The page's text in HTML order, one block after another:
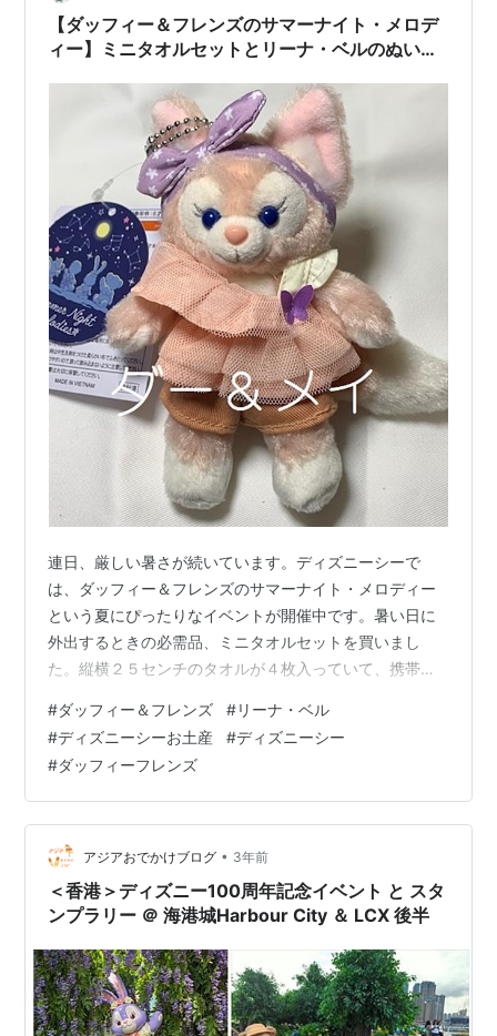
【ダッフィー＆フレンズのサマーナイト・メロデ
ィー】ミニタオルセットとリーナ・ベルのぬいぐ
連日、厳しい暑さが続いています。ディズニーシーで
は、ダッフィー＆フレンズのサマーナイト・メロディー
という夏にぴったりなイベントが開催中です。暑い日に
外出するときの必需品、ミニタオルセットを買いまし
た。縦横２５センチのタオルが４枚入っていて、携帯す
キツネの女の子のキャラクター、リーナ・ベルのぬいぐ
るみバッジを買いました。小さいながら良くできてい
て、夏らしい服を着ています。キツネなので、尻尾が大
きくてフワフワしています。
#ダッフィー＆フレンズ #リーナ・ベル
#ディズニーシーお土産 #ディズニーシー
#ダッフィーフレンズ
アジアおでかけブログ • 3年前
＜香港＞ディズニー100周年記念イベント と スタ
ンプラリー ＠ 海港城Harbour City ＆ LCX 後半